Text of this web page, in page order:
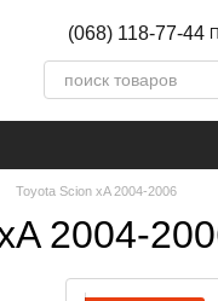
(068) 118-77-44
Toyota Scion xA 2004-2006
2004-